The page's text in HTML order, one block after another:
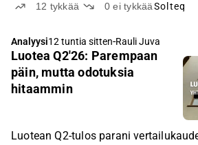
hieman ennusteitamme paremmin.
12 tykkää 0ei tykkääSolteq
Analyysi12 tuntia sitten-Rauli Juva
Luotea Q2'26: Parempaan
päin, mutta odotuksia
hitaammin
Luotean Q2-tulos parani